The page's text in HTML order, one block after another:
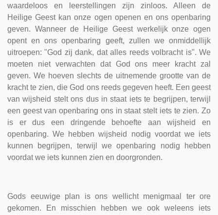
waardeloos en leerstellingen zijn zinloos. Alleen de
Heilige Geest kan onze ogen openen en ons openbaring
geven. Wanneer de Heilige Geest werkelijk onze ogen
opent en ons openbaring geeft, zullen we onmiddellijk
uitroepen: "God zij dank, dat alles reeds volbracht is". We
moeten niet verwachten dat God ons meer kracht zal
geven. We hoeven slechts de uitnemende grootte van de
kracht te zien, die God ons reeds gegeven heeft. Een geest
van wijsheid stelt ons dus in staat iets te begrijpen, terwijl
een geest van openbaring ons in staat stelt iets te zien. Zo
is er dus een dringende behoefte aan wijsheid en
openbaring. We hebben wijsheid nodig voordat we iets
kunnen begrijpen, terwijl we openbaring nodig hebben
voordat we iets kunnen zien en doorgronden.
Gods eeuwige plan is ons wellicht menigmaal ter ore
gekomen. En misschien hebben we ook weleens iets